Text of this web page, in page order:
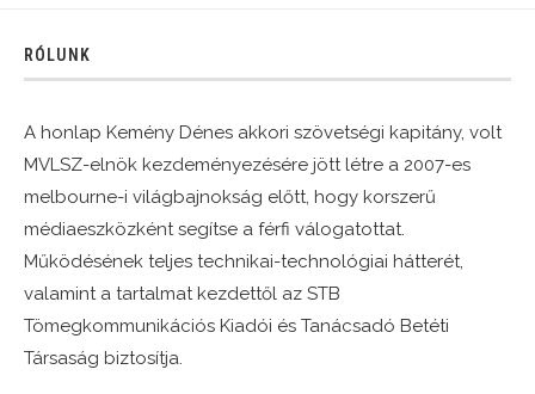
RÓLUNK
A honlap Kemény Dénes akkori szövetségi kapitány, volt
MVLSZ-elnök kezdeményezésére jött létre a 2007-es
melbourne-i világbajnokság előtt, hogy korszerű
médiaeszközként segítse a férfi válogatottat.
Működésének teljes technikai-technológiai hátterét,
valamint a tartalmat kezdettől az STB
Tömegkommunikációs Kiadói és Tanácsadó Betéti
Társaság biztosítja.